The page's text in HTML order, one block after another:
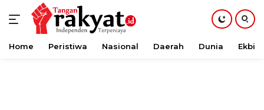
Langsung
Home Peristiwa Nasional Daerah Dunia Ekbis